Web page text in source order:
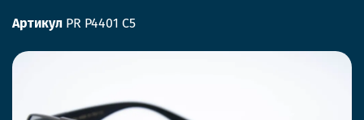
Артикул PR P4401 C5